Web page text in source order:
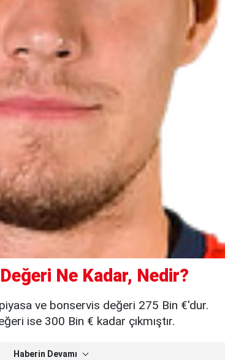
Ne Kadar, Nedir?
ve bonservis değeri 275 Bin €'dur.
ise 300 Bin € kadar çıkmıştır.
Haberin Devamı